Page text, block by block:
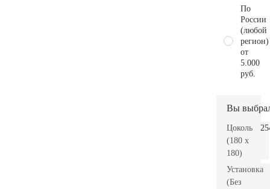
По
России
(любой
регион)
от
5.000
руб.
Вы
Цоколь
(180 x
180)
Установка
(Без